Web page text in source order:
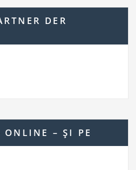
DER
ONLINE – ŞI PE